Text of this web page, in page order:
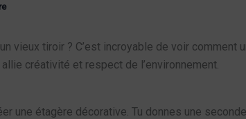
vieux tiroir ? C’est incroyable de voir
créativité et respect de l’environnement.
une étagère décorative. Tu donnes une